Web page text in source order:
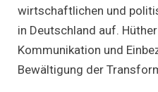
wirtschaftlichen und
in Deutschland auf.
Kommunikation und
Bewältigung der